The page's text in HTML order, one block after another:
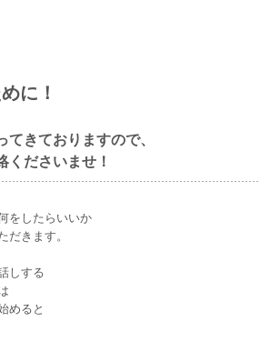
に！
てきておりますので、
くださいませ！
をしたらいいか
だきます。
しする
めると